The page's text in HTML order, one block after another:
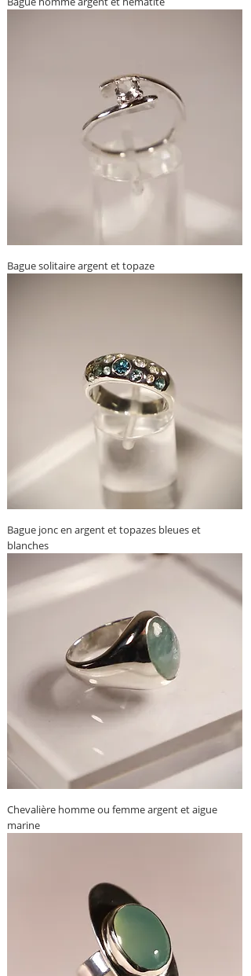
Bague solitaire argent et topaze
Bague jonc en argent et topazes bleues et
blanches
Chevalière homme ou femme argent et aigue
marine